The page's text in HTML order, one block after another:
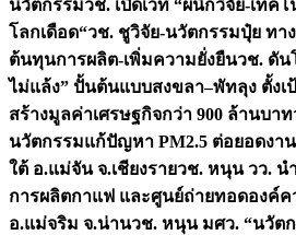
นวัตกรรมวช. เปิดเวที “ผนึกวิจัย-เทค
โลกเดือด“วช. ชูวิจัย-นวัตกรรมปุ๋ย ทา
ต้นทุนการผลิต-เพิ่มความยั่งยืนวช. ดัน
ไม่แล้ง” ปั้นต้นแบบสงขลา–พัทลุง ตั้งเ
สร้างมูลค่าเศรษฐกิจกว่า 900 ล้านบาท
นวัตกรรมแก้ปัญหา PM2.5 ต่อยอดง
ใต้ อ.แม่จัน จ.เชียงรายวช. หนุน วว. น
การผลิตกาแฟ และศูนย์ถ่ายทอดองค์
อ.แม่จริม จ.น่านวช. หนุน มศว. “นวัต